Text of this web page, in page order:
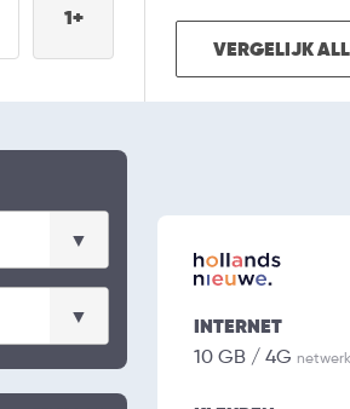
1+
VERGELIJK
INTERNET
10 GB / 4G netwerk